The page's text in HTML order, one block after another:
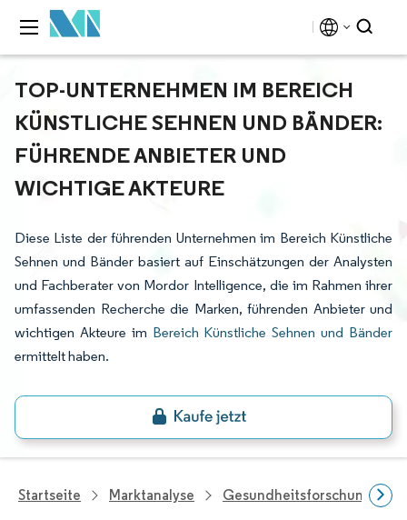
TOP-UNTERNEHMEN IM BEREICH
KÜNSTLICHE SEHNEN UND BÄNDER:
FÜHRENDE ANBIETER UND
WICHTIGE AKTEURE
Diese Liste der führenden Unternehmen im Bereich Künstliche
Sehnen und Bänder basiert auf Einschätzungen der Analysten
und Fachberater von Mordor Intelligence, die im Rahmen ihrer
umfassenden Recherche die Marken, führenden Anbieter und
wichtigen Akteure im Bereich Künstliche Sehnen und Bänder
ermittelt haben.
Startseite Marktanalyse Gesundheitsforschung